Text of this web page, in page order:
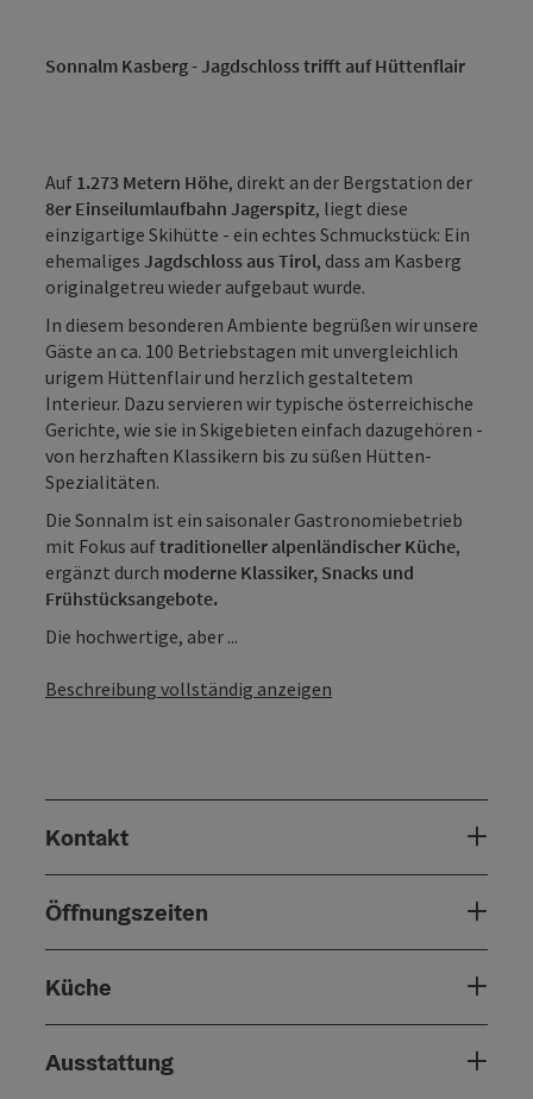
Sonnalm Kasberg - Jagdschloss trifft auf Hüttenflair
Auf 1.273 Metern Höhe, direkt an der Bergstation der
8er Einseilumlaufbahn Jagerspitz, liegt diese
einzigartige Skihütte - ein echtes Schmuckstück: Ein
ehemaliges Jagdschloss aus Tirol, dass am Kasberg
originalgetreu wieder aufgebaut wurde.
In diesem besonderen Ambiente begrüßen wir unsere
Gäste an ca. 100 Betriebstagen mit unvergleichlich
urigem Hüttenflair und herzlich gestaltetem
Interieur. Dazu servieren wir typische österreichische
Gerichte, wie sie in Skigebieten einfach dazugehören -
von herzhaften Klassikern bis zu süßen Hütten-
Spezialitäten.
Die Sonnalm ist ein saisonaler Gastronomiebetrieb
mit Fokus auftraditioneller alpenländischer Küche,
ergänzt durch moderne Klassiker, Snacks und
Frühstücksangebote.
Die hochwertige, aber ...
Beschreibung vollständig anzeigen
Kontakt
Öffnungszeiten
Küche
Ausstattung